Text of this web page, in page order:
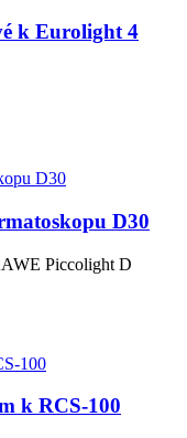
k Eurolight 4
D30
Piccolight D
k RCS-100